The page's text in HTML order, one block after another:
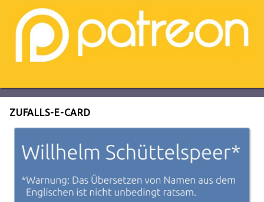
ZUFALLS-E-CARD